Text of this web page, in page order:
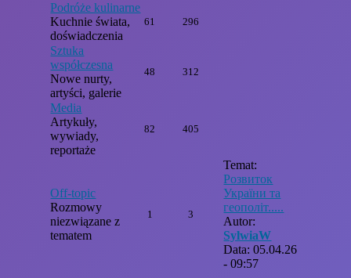
Podróże kulinarne
Kuchnie świata,
doświadczenia
61 296
Sztuka
współczesna
Nowe nurty,
artyści, galerie
48 312
Media
Artykuły,
wywiady,
reportaże
82 405
Off-topic
Rozmowy
niezwiązane z
tematem
1 3
Temat:
Розвиток
України та
геополіт.....
Autor:
SylwiaW
Data: 05.04.26
- 09:57